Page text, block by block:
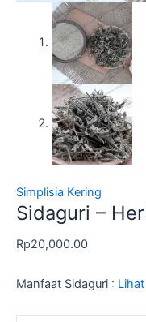
Simplisia Kering
Sidaguri –
Rp20,000.00
Manfaat Sidaguri :